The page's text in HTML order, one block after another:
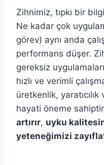
Zihnimiz, tıpkı bir
Ne kadar çok
görev) aynı anda
performans düşer.
gereksiz
hızlı ve verimli
üretkenlik, yaratıcılık
hayati öneme
artırır, uyku
yeteneğimizi